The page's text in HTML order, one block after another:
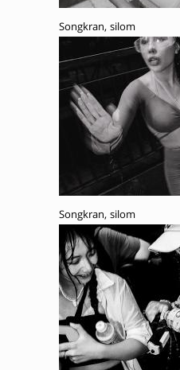
Songkran, silom
Songkran, silom